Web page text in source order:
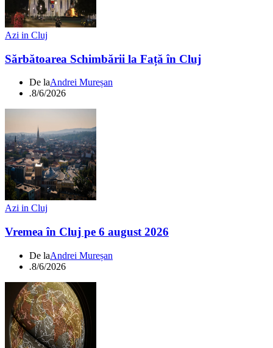
Azi in Cluj
Sărbătoarea Schimbării la Față în Cluj
De laAndrei Mureșan
.8/6/2026
Azi in Cluj
Vremea în Cluj pe 6 august 2026
De laAndrei Mureșan
.8/6/2026